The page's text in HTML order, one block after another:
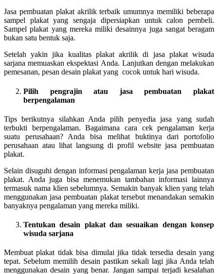
Jasa pembuatan plakat akrilik terbaik umumnya memiliki beberapa
sampel plakat yang sengaja dipersiapkan untuk calon pembeli.
Sampel plakat yang mereka miliki desainnya juga sangat beragam
bukan satu bentuk saja.
Setelah yakin jika kualitas plakat akrilik di jasa plakat wisuda
sarjana memuaskan ekspektasi Anda. Lanjutkan dengan melakukan
pemesanan, pesan desain plakat yang cocok untuk hari wisuda.
Pilih pengrajin atau jasa pembuatan plakat
berpengalaman
Tips berikutnya silahkan Anda pilih penyedia jasa yang sudah
terbukti berpengalaman. Bagaimana cara cek pengalaman kerja
suatu perusahaan? Anda bisa melihat buktinya dari portofolio
perusahaan atau lihat langsung di profil website jasa pembuatan
plakat.
Selain disuguhi dengan informasi pengalaman kerja jasa pembuatan
plakat. Anda juga bisa menemukan tambahan informasi lainnya
termasuk nama klien sebelumnya. Semakin banyak klien yang telah
menggunakan jasa pembuatan plakat tersebut menandakan semakin
banyaknya pengalaman yang mereka miliki.
Tentukan desain plakat dan sesuaikan dengan konsep
wisuda sarjana
Membuat plakat tidak bisa dimulai jika tidak tersedia desain yang
tepat. Sebelum memilih desain pastikan sekali lagi jika Anda telah
menggunakan desain yang benar. Jangan sampai terjadi kesalahan